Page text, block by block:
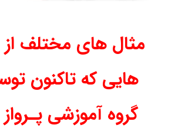
مثال های مختلف از
هایی که تاکنون
گروه آموزشی